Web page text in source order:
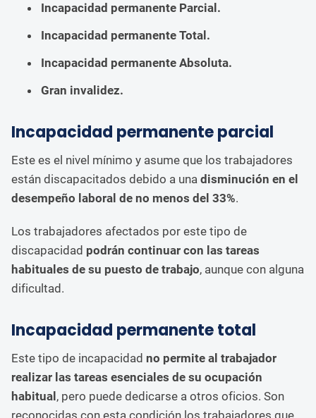
Incapacidad permanente Parcial.
Incapacidad permanente Total.
Incapacidad permanente Absoluta.
Gran invalidez.
Incapacidad permanente parcial
Este es el nivel mínimo y asume que los trabajadores
están discapacitados debido a una disminución en el
desempeño laboral de no menos del 33%.
Los trabajadores afectados por este tipo de
discapacidad podrán continuar con las tareas
habituales de su puesto de trabajo, aunque con alguna
dificultad.
Incapacidad permanente total
Este tipo de incapacidad no permite al trabajador
realizar las tareas esenciales de su ocupación
habitual , pero puede dedicarse a otros oficios. Son